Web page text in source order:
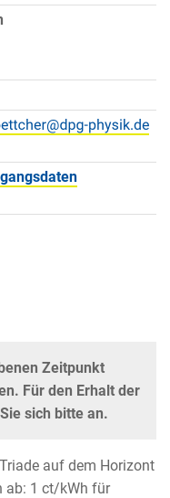
Zeitpunkt
Für den Erhalt der
sich bitte an.
auf dem Horizont
ab: 1 ct/kWh für